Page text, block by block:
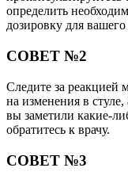
определить
дозировку для
СОВЕТ №2
Следите за реакцией
на изменения в
вы заметили какие-
обратитесь к врачу.
СОВЕТ №3